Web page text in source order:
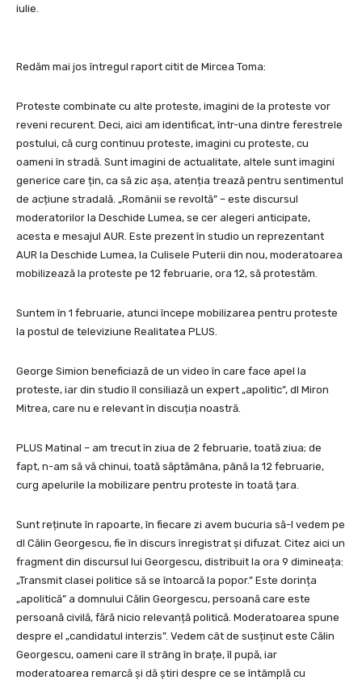
iulie.
Redăm mai jos întregul raport citit de Mircea Toma:
Proteste combinate cu alte proteste, imagini de la proteste vor
reveni recurent. Deci, aici am identificat, într-una dintre ferestrele
postului, că curg continuu proteste, imagini cu proteste, cu
oameni în stradă. Sunt imagini de actualitate, altele sunt imagini
generice care țin, ca să zic așa, atenția trează pentru sentimentul
de acțiune stradală. „Românii se revoltă” – este discursul
moderatorilor la Deschide Lumea, se cer alegeri anticipate,
acesta e mesajul AUR. Este prezent în studio un reprezentant
AUR la Deschide Lumea, la Culisele Puterii din nou, moderatoarea
mobilizează la proteste pe 12 februarie, ora 12, să protestăm.
Suntem în 1 februarie, atunci începe mobilizarea pentru proteste
la postul de televiziune Realitatea PLUS.
George Simion beneficiază de un video în care face apel la
proteste, iar din studio îl consiliază un expert „apolitic”, dl Miron
Mitrea, care nu e relevant în discuția noastră.
PLUS Matinal – am trecut în ziua de 2 februarie, toată ziua; de
fapt, n-am să vă chinui, toată săptămâna, până la 12 februarie,
curg apelurile la mobilizare pentru proteste în toată țara.
Sunt reținute în rapoarte, în fiecare zi avem bucuria să-l vedem pe
dl Călin Georgescu, fie în discurs înregistrat și difuzat. Citez aici un
fragment din discursul lui Georgescu, distribuit la ora 9 dimineața:
„Transmit clasei politice să se întoarcă la popor.” Este dorința
„apolitică” a domnului Călin Georgescu, persoană care este
persoană civilă, fără nicio relevanță politică. Moderatoarea spune
despre el „candidatul interzis”. Vedem cât de susținut este Călin
Georgescu, oameni care îl strâng în brațe, îl pupă, iar
moderatoarea remarcă și dă știri despre ce se întâmplă cu